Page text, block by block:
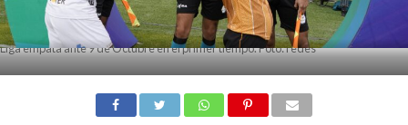
Liga empata ante 9 de Octubre en el primer tiempo. Foto: redes